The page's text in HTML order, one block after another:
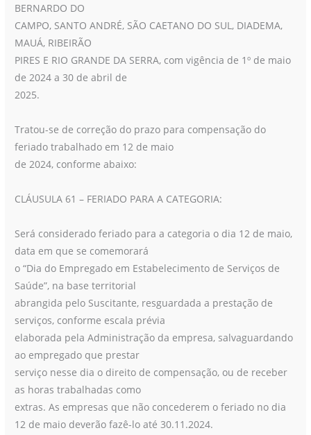
BERNARDO DO
CAMPO, SANTO ANDRÉ, SÃO CAETANO DO SUL, DIADEMA,
MAUÁ, RIBEIRÃO
PIRES E RIO GRANDE DA SERRA, com vigência de 1º de maio
de 2024 a 30 de abril de
2025.
Tratou-se de correção do prazo para compensação do
feriado trabalhado em 12 de maio
de 2024, conforme abaixo:
CLÁUSULA 61 – FERIADO PARA A CATEGORIA:
Será considerado feriado para a categoria o dia 12 de maio,
data em que se comemorará
o “Dia do Empregado em Estabelecimento de Serviços de
Saúde”, na base territorial
abrangida pelo Suscitante, resguardada a prestação de
serviços, conforme escala prévia
elaborada pela Administração da empresa, salvaguardando
ao empregado que prestar
serviço nesse dia o direito de compensação, ou de receber
as horas trabalhadas como
extras. As empresas que não concederem o feriado no dia
12 de maio deverão fazê-lo até 30.11.2024.